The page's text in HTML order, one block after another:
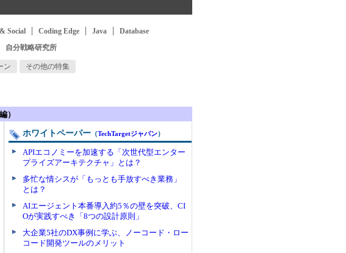
Social Coding Edge Java
Database
自分戦略研究所
ン その他の特集
）
ホワイトペーパー （TechTargetジャパン）
APIエコノミーを加速する「次世代型エンター
プライズアーキテクチャ」とは？
多忙な情シスが「もっとも手放すべき業務」
とは？
AIエージェント本番導入約5％の壁を突破、CI
Oが実践すべき「8つの設計原則」
大企業5社のDX事例に学ぶ、ノーコード・ロー
コード開発ツールのメリット